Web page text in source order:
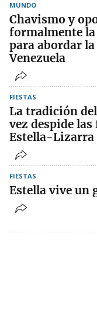
MUNDO
Chavismo y
formalmente la
para abordar
Venezuela
FIESTAS
La tradición
vez despide las
Estella-Lizarra
FIESTAS
Estella vive un